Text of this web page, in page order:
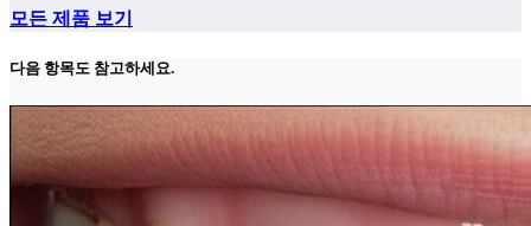
모든 제품 보기
다음 항목도 참고하세요.